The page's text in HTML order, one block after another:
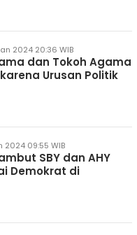
2024 20:36 WIB
dan Tokoh Agama
Urusan Politik
2024 09:55 WIB
SBY dan AHY
Demokrat di